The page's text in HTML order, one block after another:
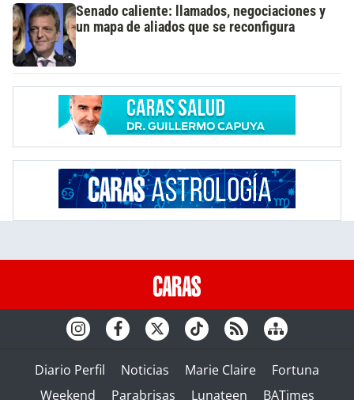
Senado caliente: llamados, negociaciones y
un mapa de aliados que se reconfigura
Diario Perfil Noticias Marie Claire
Fortuna
Weekend
Parabrisas Lunateen BATimes